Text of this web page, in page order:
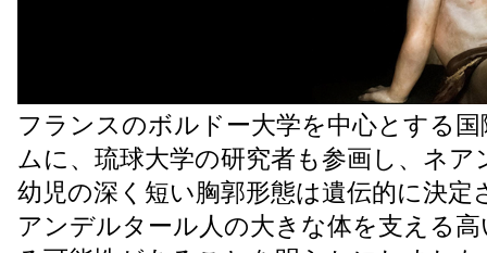
フランスのボルドー大学を中心とする
ムに、琉球大学の研究者も参画し、ネア
幼児の深く短い胸郭形態は遺伝的に決定
アンデルタール人の大きな体を支える